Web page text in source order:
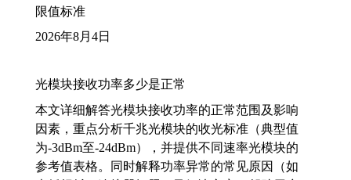
限值标准
2026年8月4日
光模块接收功率多少是正常
本文详细解答光模块接收功率的正常范围及影响
因素，重点分析千兆光模块的收光标准（典型值
为-3dBm至-24dBm），并提供不同速率光模块的
参考值表格。同时解释功率异常的常见原因（如